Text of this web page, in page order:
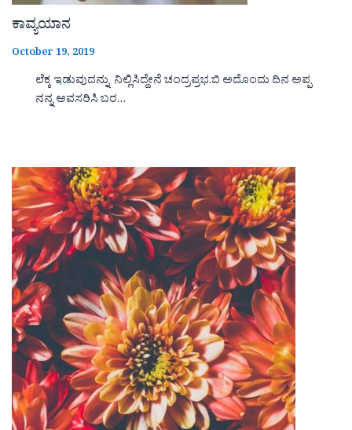
ಕಾವ್ಯಯಾನ
October 19, 2019
ಲೆಕ್ಕ ಇಡುವುದನ್ನು ನಿಲ್ಲಿಸಿದ್ದೇನೆ ಚಂದ್ರಪ್ರಭ.ಬಿ ಅದೊಂದು ದಿನ ಅಪ್ಪ
ನನ್ನ ಅವಸರಿಸಿ ಬರ…